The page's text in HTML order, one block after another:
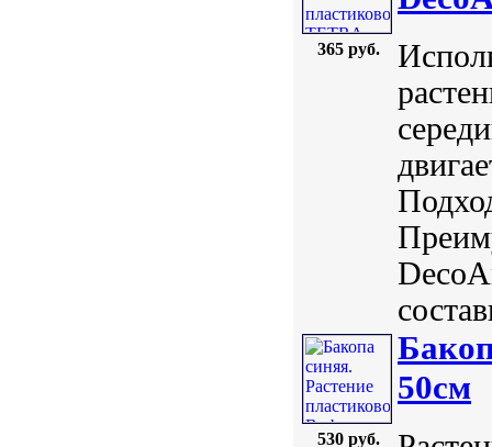
365 руб.
530 руб.
50см